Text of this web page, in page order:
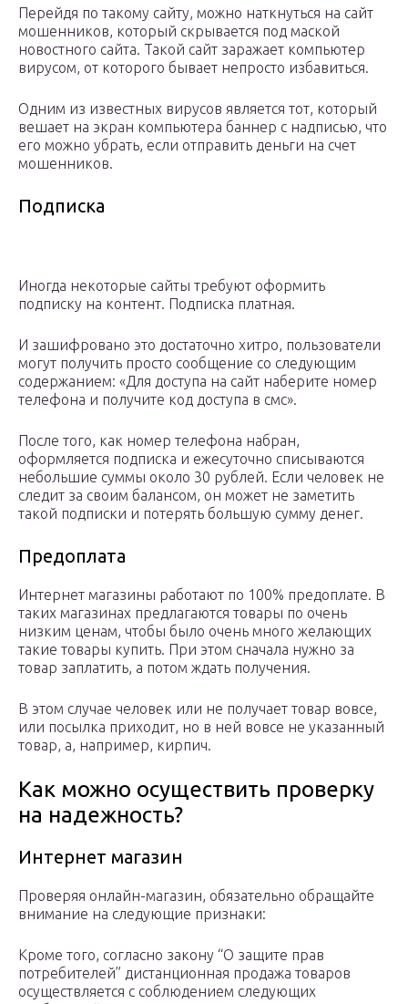
Перейдя по такому сайту, можно наткнуться на сайт
мошенников, который скрывается под маской
новостного сайта. Такой сайт заражает компьютер
вирусом, от которого бывает непросто избавиться.
Одним из известных вирусов является тот, который
вешает на экран компьютера баннер с надписью, что
его можно убрать, если отправить деньги на счет
мошенников.
Подписка
Иногда некоторые сайты требуют оформить
подписку на контент. Подписка платная.
И зашифровано это достаточно хитро, пользователи
могут получить просто сообщение со следующим
содержанием: «Для доступа на сайт наберите номер
телефона и получите код доступа в смс».
После того, как номер телефона набран,
оформляется подписка и ежесуточно списываются
небольшие суммы около 30 рублей. Если человек не
следит за своим балансом, он может не заметить
такой подписки и потерять большую сумму денег.
Предоплата
Интернет магазины работают по 100% предоплате. В
таких магазинах предлагаются товары по очень
низким ценам, чтобы было очень много желающих
такие товары купить. При этом сначала нужно за
товар заплатить, а потом ждать получения.
В этом случае человек или не получает товар вовсе,
или посылка приходит, но в ней вовсе не указанный
товар, а, например, кирпич.
Как можно осуществить проверку
на надежность?
Интернет магазин
Проверяя онлайн-магазин, обязательно обращайте
внимание на следующие признаки:
Кроме того, согласно закону “О защите прав
потребителей” дистанционная продажа товаров
осуществляется с соблюдением следующих